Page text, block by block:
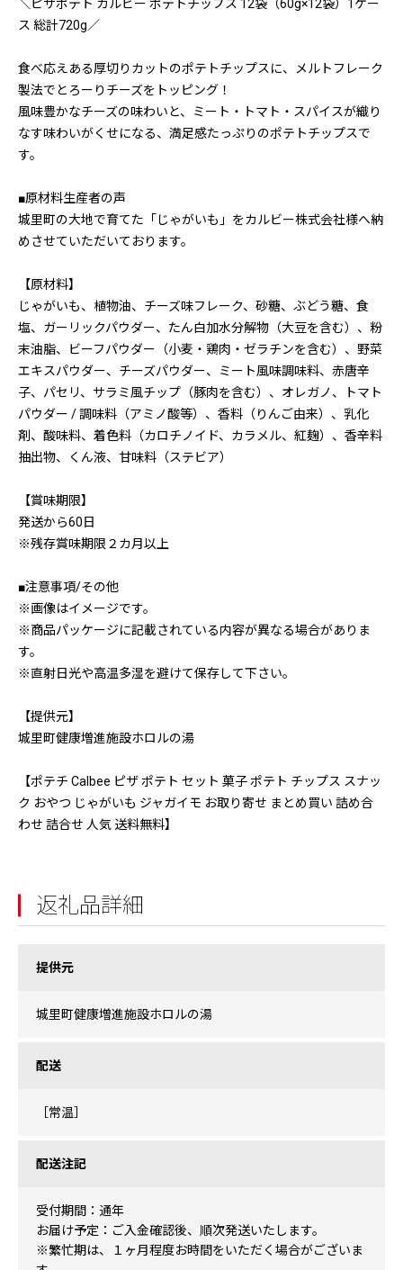
＼ピザポテト カルビー ポテトチップス 12袋（60g×12袋）1ケー
ス 総計720g／
食べ応えある厚切りカットのポテトチップスに、メルトフレーク
製法でとろーりチーズをトッピング！
風味豊かなチーズの味わいと、ミート・トマト・スパイスが織り
なす味わいがくせになる、満足感たっぷりのポテトチップスで
す。
■原材料生産者の声
城里町の大地で育てた「じゃがいも」をカルビー株式会社様へ納
めさせていただいております。
【原材料】
じゃがいも、植物油、チーズ味フレーク、砂糖、ぶどう糖、食
塩、ガーリックパウダー、たん白加水分解物（大豆を含む）、粉
末油脂、ビーフパウダー（小麦・鶏肉・ゼラチンを含む）、野菜
エキスパウダー、チーズパウダー、ミート風味調味料、赤唐辛
子、パセリ、サラミ風チップ（豚肉を含む）、オレガノ、トマト
パウダー / 調味料（アミノ酸等）、香料（りんご由来）、乳化
剤、酸味料、着色料（カロチノイド、カラメル、紅麹）、香辛料
抽出物、くん液、甘味料（ステビア）
【賞味期限】
発送から60日
※残存賞味期限２カ月以上
■注意事項/その他
※画像はイメージです。
※商品パッケージに記載されている内容が異なる場合がありま
す。
※直射日光や高温多湿を避けて保存して下さい。
【提供元】
城里町健康増進施設ホロルの湯
【ポテチ Calbee ピザ ポテト セット 菓子 ポテト チップス スナッ
ク おやつ じゃがいも ジャガイモ お取り寄せ まとめ買い 詰め合
わせ 詰合せ 人気 送料無料】
返礼品詳細
提供元
城里町健康増進施設ホロルの湯
配送
［常温］
配送注記
受付期間：通年
お届け予定：ご入金確認後、順次発送いたします。
※繁忙期は、１ヶ月程度お時間をいただく場合がございま